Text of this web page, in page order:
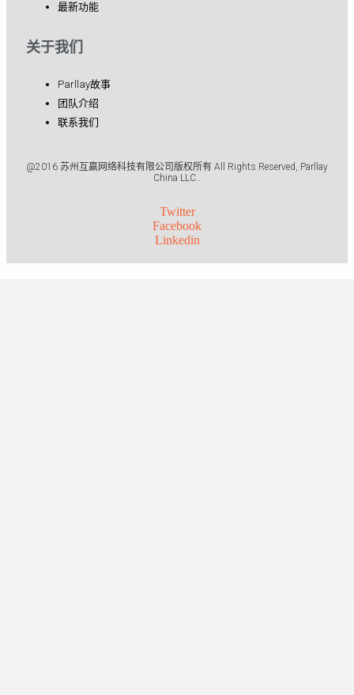
最新功能
关于我们
Parllay故事
团队介绍
联系我们
@2016 苏州互赢网络科技有限公司版权所有 All Rights Reserved, Parllay
China LLC..
Twitter
Facebook
Linkedin